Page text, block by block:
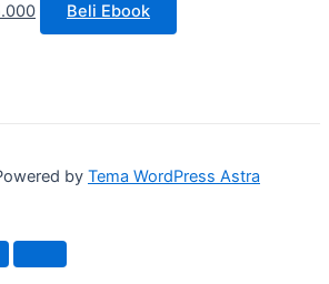
Beli Ebook
by Tema WordPress Astra